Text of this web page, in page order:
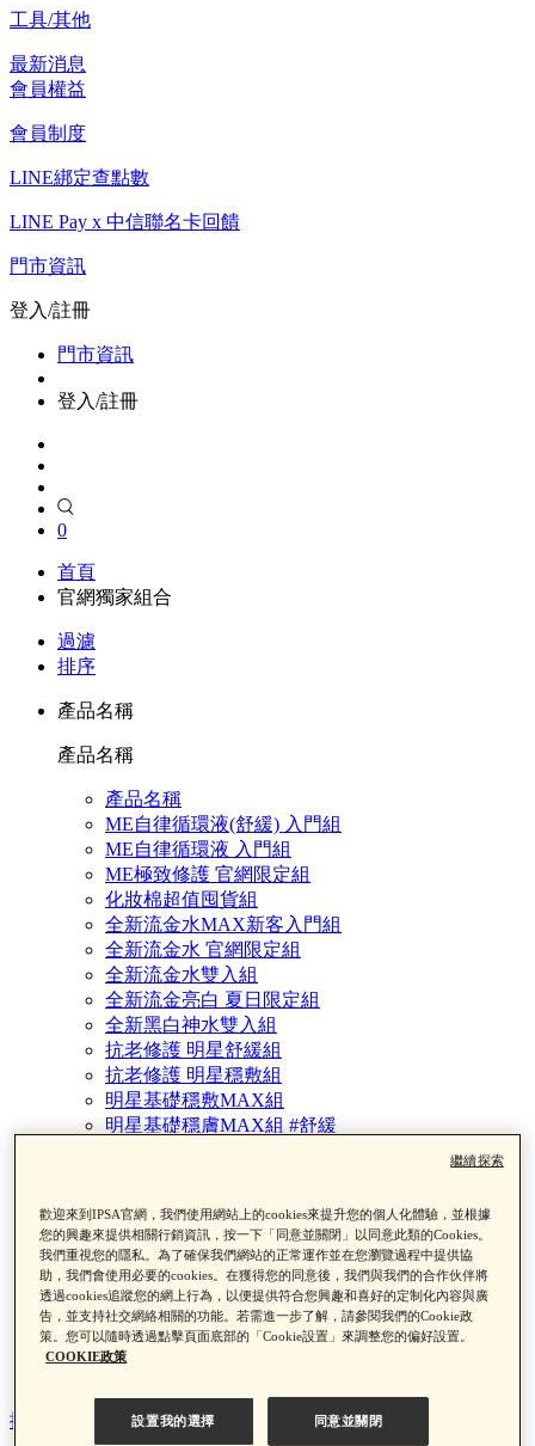
工具/其他
最新消息
會員權益
會員制度
LINE綁定查點數
LINE Pay x 中信聯名卡回饋
門市資訊
登入/註冊
門市資訊
登入/註冊
0
首頁
官網獨家組合
過濾
排序
產品名稱
產品名稱
產品名稱
ME自律循環液(舒緩) 入門組
ME自律循環液 入門組
ME極致修護 官網限定組
化妝棉超值囤貨組
全新流金水MAX新客入門組
全新流金水 官網限定組
全新流金水雙入組
全新流金亮白 夏日限定組
全新黑白神水雙入組
抗老修護 明星舒緩組
抗老修護 明星穩敷組
明星基礎穩敷MAX組
明星基礎穩膚MAX組 #舒緩
海泥面膜黑頭掰掰透亮組
粉刺掰掰角質淨化組
追光淨亮精華組
黑金神水夏日限定組
遮瑕盤夏日限定組
顆粒掰掰精華組
排序方式
歡迎來到IPSA官網，我們使用網站上的cookies來提升您的個人化體驗，並根據
您的興趣來提供相關行銷資訊，按一下「同意並關閉」以同意此類的Cookies。
我們重視您的隱私。為了確保我們網站的正常運作並在您瀏覽過程中提供協
助，我們會使用必要的cookies。在獲得您的同意後，我們與我們的合作伙伴將
透過cookies追蹤您的網上行為，以便提供符合您興趣和喜好的定制化內容與廣
告，並支持社交網絡相關的功能。若需進一步了解，請參閱我們的Cookie政
策。您可以隨時透過點擊頁面底部的「Cookie設置」來調整您的偏好設置。
COOKIE政策
設置我的選擇 同意並關閉
繼續探索